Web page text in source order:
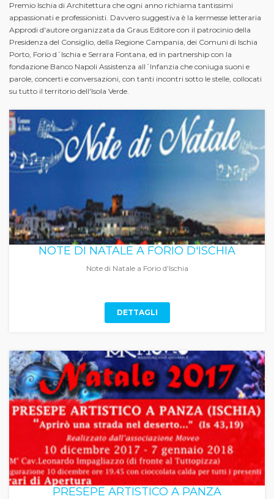
Premio Ischia di Architettura che ogni anno richiama tantissimi
appassionati e professionisti. Davvero suggestiva è la kermesse letteraria
Approdi d'autore organizzata da Graus Editore con il patrocinio della
Presidenza del Consiglio, della Regione Campania, dei Comuni di Ischia
Porto, Forio d´Ischia e Serrara Fontana, ed in partnership con la
fondazione Banco Napoli Assistenza all´Infanzia che coniuga suoni e
parole, concerti e conversazioni, con tanti incontri sotto le stelle, collocati
su tutto il territorio dell'Isola Verde.
NOTE DI NATALE A FORIO D'ISCHIA
Note di Natale a Forio d'Ischia
DETTAGLI
PRESEPE ARTISTICO A PANZA